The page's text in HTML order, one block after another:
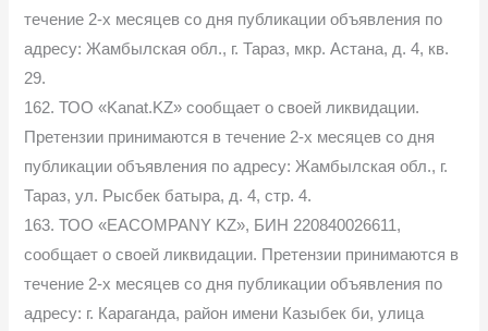
течение 2-х месяцев со дня публикации объявления по
адресу: Жамбылская обл., г. Тараз, мкр. Астана, д. 4, кв.
29.
162. ТОО «Kanat.KZ» сообщает о своей ликвидации.
Претензии принимаются в течение 2-х месяцев со дня
публикации объявления по адресу: Жамбылская обл., г.
Тараз, ул. Рысбек батыра, д. 4, стр. 4.
163. ТОО «EACOMPANY KZ», БИН 220840026611,
сообщает о своей ликвидации. Претензии принимаются в
течение 2-х месяцев со дня публикации объявления по
адресу: г. Караганда, район имени Казыбек би, улица